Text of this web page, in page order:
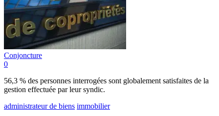
Conjoncture
0
56,3 % des personnes interrogées sont globalement satisfaites de la
gestion effectuée par leur syndic.
administrateur de biens immobilier